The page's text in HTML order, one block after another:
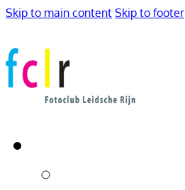
Skip to main content Skip to footer